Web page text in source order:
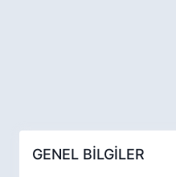
GENEL BİLGİLER